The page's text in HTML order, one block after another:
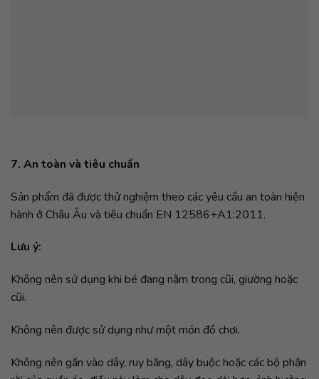
7. An toàn và tiêu chuẩn
Sản phẩm đã được thử nghiệm theo các yêu cầu an toàn hiện
hành ở Châu Âu và tiêu chuẩn EN 12586+A1:2011.
Lưu ý:
Không nên sử dụng khi bé đang nằm trong cũi, giường hoặc
cũi.
Không nên được sử dụng như một món đồ chơi.
Không nên gắn vào dây, ruy băng, dây buộc hoặc các bộ phận